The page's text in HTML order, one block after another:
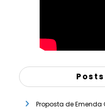
Proposta de